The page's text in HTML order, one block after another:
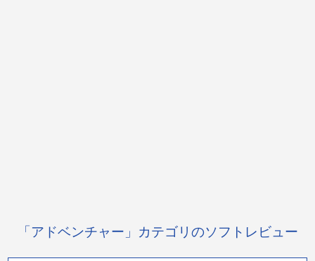
「アドベンチャー」カテゴリのソフトレビュー